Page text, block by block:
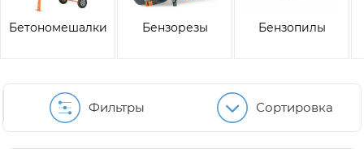
Бетономешалки Бензорезы Бензопилы
Фильтры Сортировка